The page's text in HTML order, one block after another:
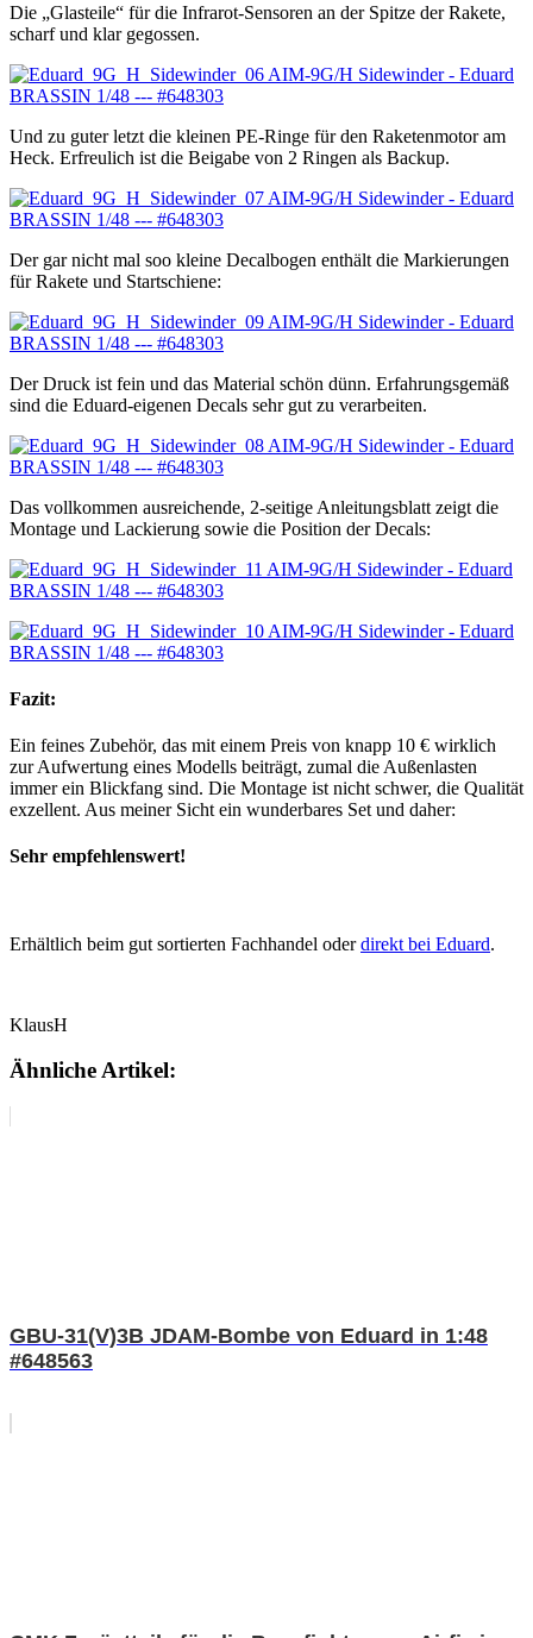
Die „Glasteile“ für die Infrarot-Sensoren an der Spitze der Rakete,
scharf und klar gegossen.
Und zu guter letzt die kleinen PE-Ringe für den Raketenmotor am
Heck. Erfreulich ist die Beigabe von 2 Ringen als Backup.
Der gar nicht mal soo kleine Decalbogen enthält die Markierungen
für Rakete und Startschiene:
Der Druck ist fein und das Material schön dünn. Erfahrungsgemäß
sind die Eduard-eigenen Decals sehr gut zu verarbeiten.
Das vollkommen ausreichende, 2-seitige Anleitungsblatt zeigt die
Montage und Lackierung sowie die Position der Decals:
Fazit:
Ein feines Zubehör, das mit einem Preis von knapp 10 € wirklich
zur Aufwertung eines Modells beiträgt, zumal die Außenlasten
immer ein Blickfang sind. Die Montage ist nicht schwer, die Qualität
exzellent. Aus meiner Sicht ein wunderbares Set und daher:
Sehr empfehlenswert!
Erhältlich beim gut sortierten Fachhandel oderdirekt bei Eduard.
KlausH
Ähnliche Artikel:
GBU-31(V)3B JDAM-Bombe von Eduard in 1:48
#648563